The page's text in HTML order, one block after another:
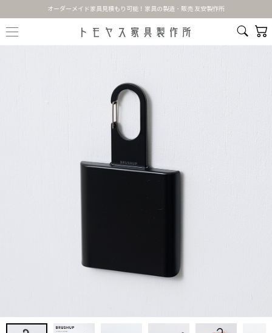
オーダーメイド家具見積もり可能！家具の製造・販売 友安製作所